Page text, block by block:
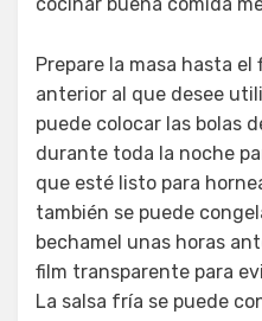
Prepare la masa hasta el
anterior al que desee
puede colocar las bolas
durante toda la noche
que esté listo para
también se puede
bechamel unas horas
film transparente para
La salsa fría se puede